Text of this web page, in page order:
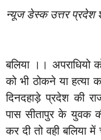
न्यूज डेस्क उत्तर प्रदेश
बलिया ।। अपराधियो
को भी ठोकने या
दिनदहाड़े प्रदेश की
पास सीतापुर के युवक
कर दी तो वही बलिया